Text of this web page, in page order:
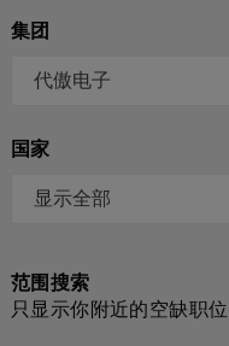
集团
国家
范围搜索
只显示你附近的空缺职位